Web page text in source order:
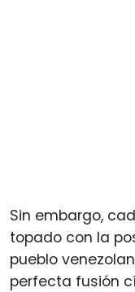
Sin embargo,
topado con la
pueblo
perfecta fusión